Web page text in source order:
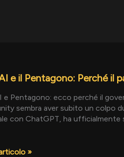
e il Pentagono: Perché il
e Pentagono: ecco perché il
sembra aver subito un colpo
con ChatGPT, ha ufficialmente
»